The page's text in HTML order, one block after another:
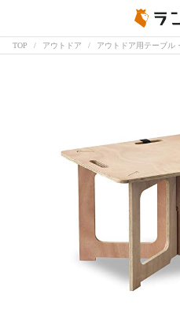
TOP アウトドア アウトドア用テーブル